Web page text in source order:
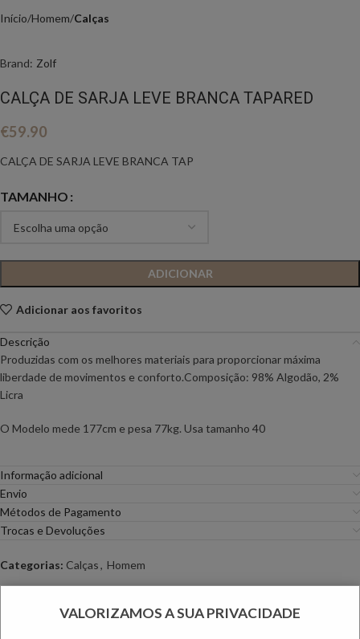
Início Homem Calças
Brand: Zolf
CALÇA DE SARJA LEVE BRANCA TAPARED
€59.90
CALÇA DE SARJA LEVE BRANCA TAP
TAMANHO
ADICIONAR
Adicionar aos favoritos
Descrição
Produzidas com os melhores materiais para proporcionar máxima
liberdade de movimentos e conforto.Composição: 98% Algodão, 2%
Licra
O Modelo mede 177cm e pesa 77kg. Usa tamanho 40
Informação adicional
Envio
Métodos de Pagamento
Trocas e Devoluções
Categorias: Calças, Homem
VALORIZAMOS A SUA PRIVACIDADE